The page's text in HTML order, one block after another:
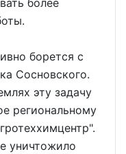
более
борется с
Сосновского.
эту задачу
региональному
уничтожило